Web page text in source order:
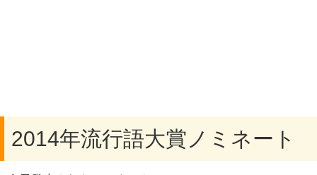
2014年流行語大賞ノミネート